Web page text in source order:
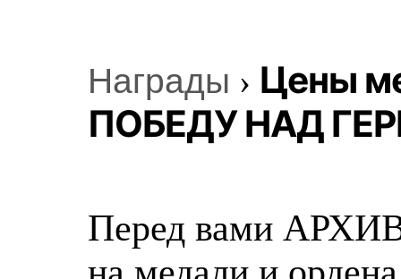
Награды › Цены
ПОБЕДУ НАД
Перед вами АРХИВ